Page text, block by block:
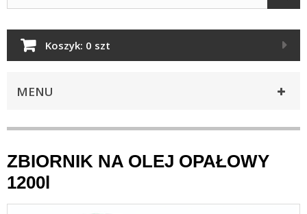
Koszyk: 0 szt
MENU
ZBIORNIK NA OLEJ OPAŁOWY
1200l